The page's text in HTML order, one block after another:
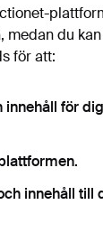
Värdering
127 USD
medan du
för att:
för
innehåll till